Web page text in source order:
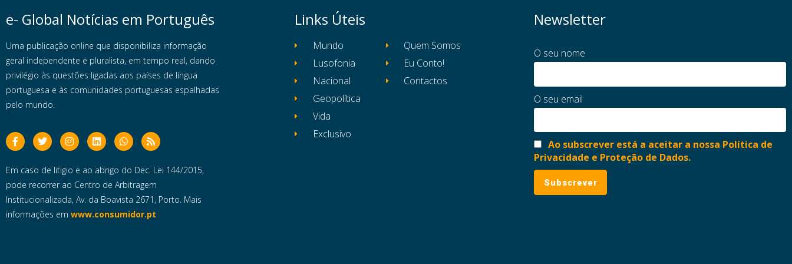
e- Global Notícias em Português
Uma publicação online que disponibiliza informação
geral independente e pluralista, em tempo real, dando
privilégio às questões ligadas aos países de língua
portuguesa e às comunidades portuguesas espalhadas
pelo mundo.
Em caso de litigio e ao abrigo do Dec. Lei 144/2015,
pode recorrer ao Centro de Arbitragem
Institucionalizada, Av. da Boavista 2671, Porto. Mais
informações em www.consumidor.pt
Links Úteis
Mundo
Lusofonia
Nacional
Geopolítica
Vida
Exclusivo
Quem Somos
Eu Conto!
Contactos
Newsletter
O seu nome
O seu email
Ao subscrever está a aceitar a nossa Política de
Privacidade e Proteção de Dados.